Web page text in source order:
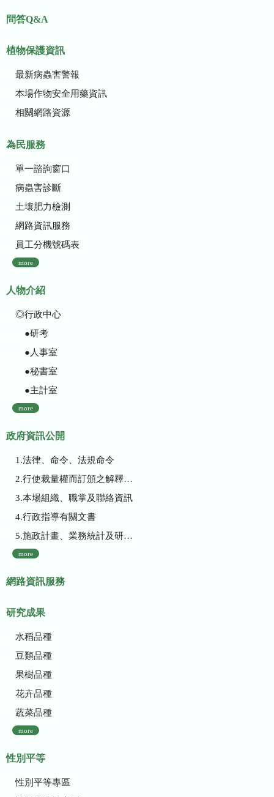
問答Q&A
植物保護資訊
最新病蟲害警報
本場作物安全用藥資訊
相關網路資源
為民服務
單一諮詢窗口
病蟲害診斷
土壤肥力檢測
網路資訊服務
員工分機號碼表
more
人物介紹
◎行政中心
●研考
●人事室
●秘書室
●主計室
more
政府資訊公開
1.法律、命令、法規命令
2.行使裁量權而訂頒之解釋性規定及裁量基準
3.本場組織、職掌及聯絡資訊
4.行政指導有關文書
5.施政計畫、業務統計及研究報告
more
網路資訊服務
研究成果
水稻品種
豆類品種
果樹品種
花卉品種
蔬菜品種
more
性別平等
性別平等專區